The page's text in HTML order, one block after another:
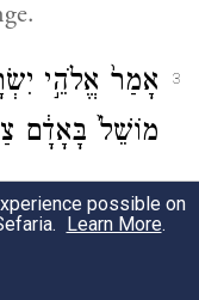
3
אָמַר֙ אֱלֹהֵ֣י
מוֹשֵׁל֙ בָּאָדָ֔ם
zu mir
gerechten
Herrscher
possible on
Learn More.